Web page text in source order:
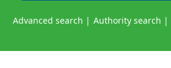
Advanced search Authority search